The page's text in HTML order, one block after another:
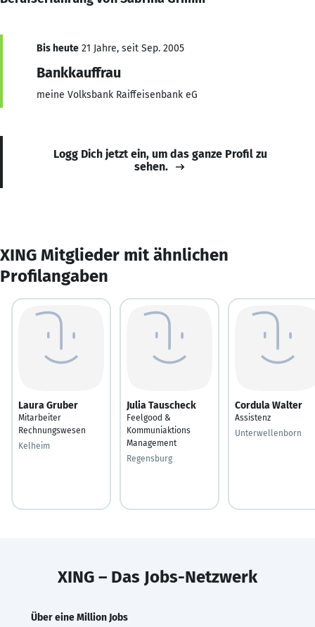
Bis heute 21 Jahre, seit Sep. 2005
Bankkauffrau
meine Volksbank Raiffeisenbank eG
Logg Dich jetzt ein, um das ganze Profil zu
sehen.
XING Mitglieder mit ähnlichen
Profilangaben
Laura Gruber
Mitarbeiter
Rechnungswesen
Kelheim
Julia Tauscheck
Feelgood &
Kommuniaktions
Management
Regensburg
Cordula Walter
Assistenz
Unterwellenborn
XING – Das Jobs-Netzwerk
Über eine Million Jobs